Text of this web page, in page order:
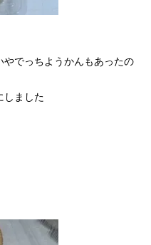
でっちようかんもあったの
しました